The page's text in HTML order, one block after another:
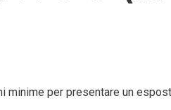
minime per presentare un